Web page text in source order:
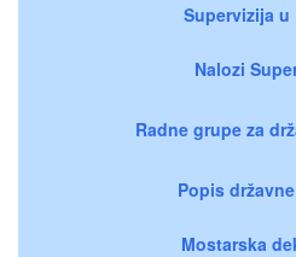
Supervizija u
Nalozi
Radne grupe za
Popis
Mostarska